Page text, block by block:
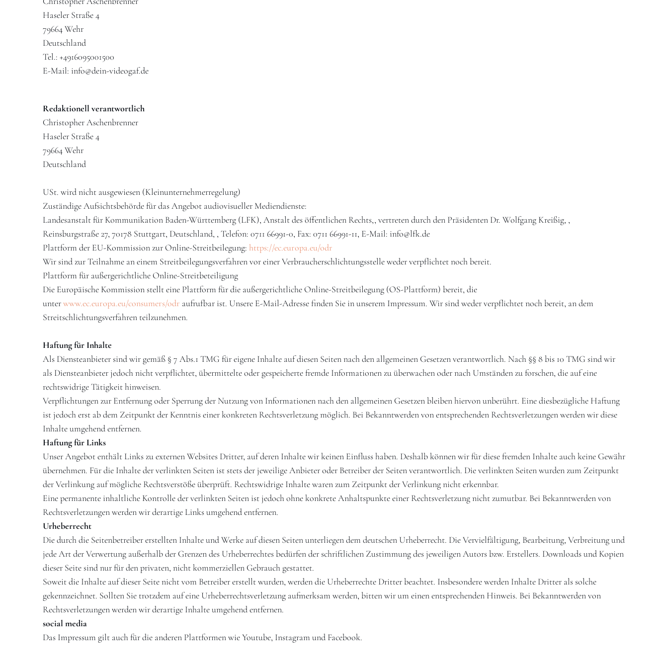
Haseler Straße 4
79664 Wehr
Deutschland
Tel.: +4916095001500
E-Mail: info@dein-videogaf.de
Redaktionell verantwortlich
Christopher Aschenbrenner
Haseler Straße 4
79664 Wehr
Deutschland
USt. wird nicht ausgewiesen (Kleinunternehmerregelung)
Zuständige Aufsichtsbehörde für das Angebot audiovisueller Mediendienste:
Landesanstalt für Kommunikation Baden-Württemberg (LFK), Anstalt des öffentlichen Rechts,, vertreten durch den Präsidenten Dr. Wolfgang Kreißig, ,
Reinsburgstraße 27, 70178 Stuttgart, Deutschland, , Telefon: 0711 66991-0, Fax: 0711 66991-11, E-Mail: info@lfk.de
Plattform der EU-Kommission zur Online-Streitbeilegung: https://ec.europa.eu/odr
Wir sind zur Teilnahme an einem Streitbeilegungsverfahren vor einer Verbraucherschlichtungsstelle weder verpflichtet noch bereit.
Plattform für außergerichtliche Online-Streitbeteiligung
Die Europäische Kommission stellt eine Plattform für die außergerichtliche Online-Streitbeilegung (OS-Plattform) bereit, die
unterwww.ec.europa.eu/consumers/odr aufrufbar ist. Unsere E-Mail-Adresse finden Sie in unserem Impressum. Wir sind weder verpflichtet noch bereit, an dem
Streitschlichtungsverfahren teilzunehmen.
Haftung für Inhalte
Als Diensteanbieter sind wir gemäß § 7 Abs.1 TMG für eigene Inhalte auf diesen Seiten nach den allgemeinen Gesetzen verantwortlich. Nach §§ 8 bis 10 TMG sind wir
als Diensteanbieter jedoch nicht verpflichtet, übermittelte oder gespeicherte fremde Informationen zu überwachen oder nach Umständen zu forschen, die auf eine
rechtswidrige Tätigkeit hinweisen.
Verpflichtungen zur Entfernung oder Sperrung der Nutzung von Informationen nach den allgemeinen Gesetzen bleiben hiervon unberührt. Eine diesbezügliche Haftung
ist jedoch erst ab dem Zeitpunkt der Kenntnis einer konkreten Rechtsverletzung möglich. Bei Bekanntwerden von entsprechenden Rechtsverletzungen werden wir diese
Inhalte umgehend entfernen.
Haftung für Links
Unser Angebot enthält Links zu externen Websites Dritter, auf deren Inhalte wir keinen Einfluss haben. Deshalb können wir für diese fremden Inhalte auch keine Gewähr
übernehmen. Für die Inhalte der verlinkten Seiten ist stets der jeweilige Anbieter oder Betreiber der Seiten verantwortlich. Die verlinkten Seiten wurden zum Zeitpunkt
der Verlinkung auf mögliche Rechtsverstöße überprüft. Rechtswidrige Inhalte waren zum Zeitpunkt der Verlinkung nicht erkennbar.
Eine permanente inhaltliche Kontrolle der verlinkten Seiten ist jedoch ohne konkrete Anhaltspunkte einer Rechtsverletzung nicht zumutbar. Bei Bekanntwerden von
Rechtsverletzungen werden wir derartige Links umgehend entfernen.
Urheberrecht
Die durch die Seitenbetreiber erstellten Inhalte und Werke auf diesen Seiten unterliegen dem deutschen Urheberrecht. Die Vervielfältigung, Bearbeitung, Verbreitung und
jede Art der Verwertung außerhalb der Grenzen des Urheberrechtes bedürfen der schriftlichen Zustimmung des jeweiligen Autors bzw. Erstellers. Downloads und Kopien
dieser Seite sind nur für den privaten, nicht kommerziellen Gebrauch gestattet.
Soweit die Inhalte auf dieser Seite nicht vom Betreiber erstellt wurden, werden die Urheberrechte Dritter beachtet. Insbesondere werden Inhalte Dritter als solche
gekennzeichnet. Sollten Sie trotzdem auf eine Urheberrechtsverletzung aufmerksam werden, bitten wir um einen entsprechenden Hinweis. Bei Bekanntwerden von
Rechtsverletzungen werden wir derartige Inhalte umgehend entfernen.
social media
Das Impressum gilt auch für die anderen Plattformen wie Youtube, Instagram und Facebook.